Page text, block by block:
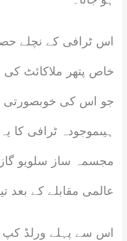
اس ٹرافی کے نچلے
خاص پتھر ملاکائٹ کی
جو اس کی خوبصورتی
ہیںموجودہ ٹرافی کا
عالمی مقابلے کے بعد
اس سے پہلے ورلڈ کپ